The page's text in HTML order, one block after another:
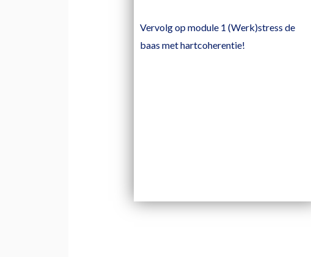
Vervolg op module 1 (Werk)stress de
baas met hartcoherentie!